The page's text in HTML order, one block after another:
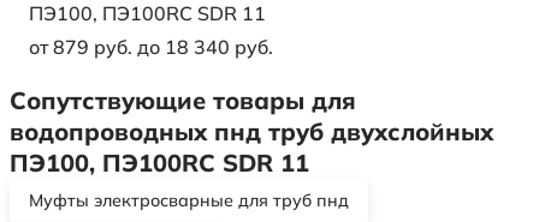
ПЭ100, ПЭ100RC SDR 11
от 879 руб. до 18 340 руб.
Сопутствующие товары для
водопроводных пнд труб двухслойных
ПЭ100, ПЭ100RC SDR 11
Муфты электросварные для труб пнд